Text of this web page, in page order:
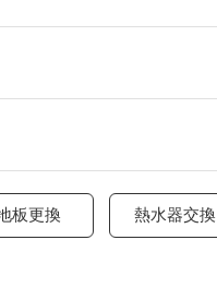
板更換 熱水器交換